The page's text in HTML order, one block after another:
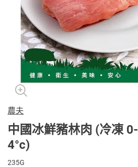
農夫
中國冰鮮豬林肉 (冷凍 0-
4°c)
235G